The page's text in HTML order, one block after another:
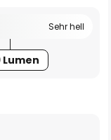
Sehr hell
Lumen